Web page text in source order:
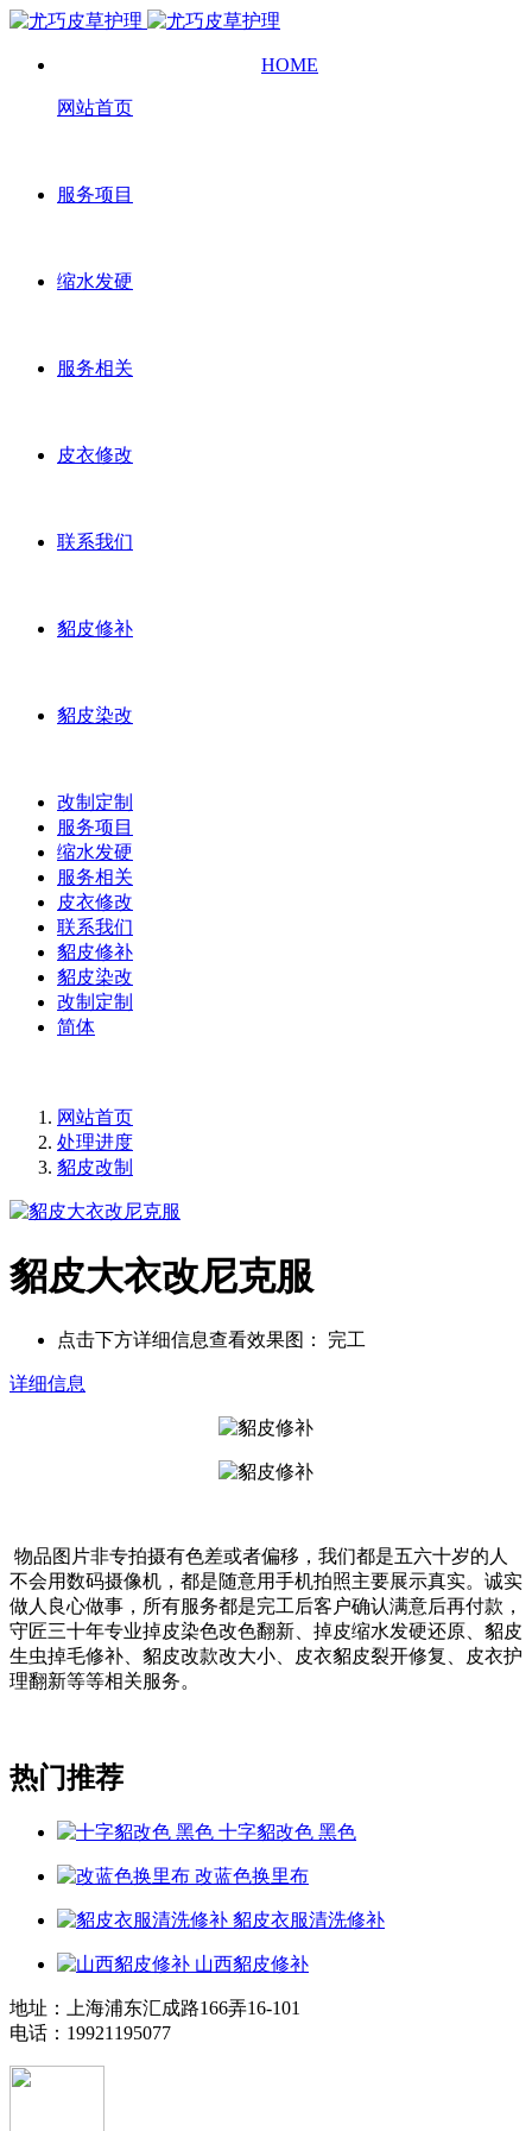
HOME
网站首页
服务项目
缩水发硬
服务相关
皮衣修改
联系我们
貂皮修补
貂皮染改
改制定制
服务项目
缩水发硬
服务相关
皮衣修改
联系我们
貂皮修补
貂皮染改
改制定制
简体
网站首页
处理进度
貂皮改制
貂皮大衣改尼克服
点击下方详细信息查看效果图： 完工
详细信息
物品图片非专拍摄有色差或者偏移，我们都是五六十岁的人
不会用数码摄像机，都是随意用手机拍照主要展示真实。诚实
做人良心做事，所有服务都是完工后客户确认满意后再付款，
守匠三十年专业掉皮染色改色翻新、掉皮缩水发硬还原、貂皮
生虫掉毛修补、貂皮改款改大小、皮衣貂皮裂开修复、皮衣护
理翻新等等相关服务。
热门推荐
十字貂改色 黑色
改蓝色换里布
貂皮衣服清洗修补
山西貂皮修补
地址：上海浦东汇成路166弄16-101
电话：19921195077